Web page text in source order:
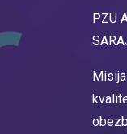
PZU